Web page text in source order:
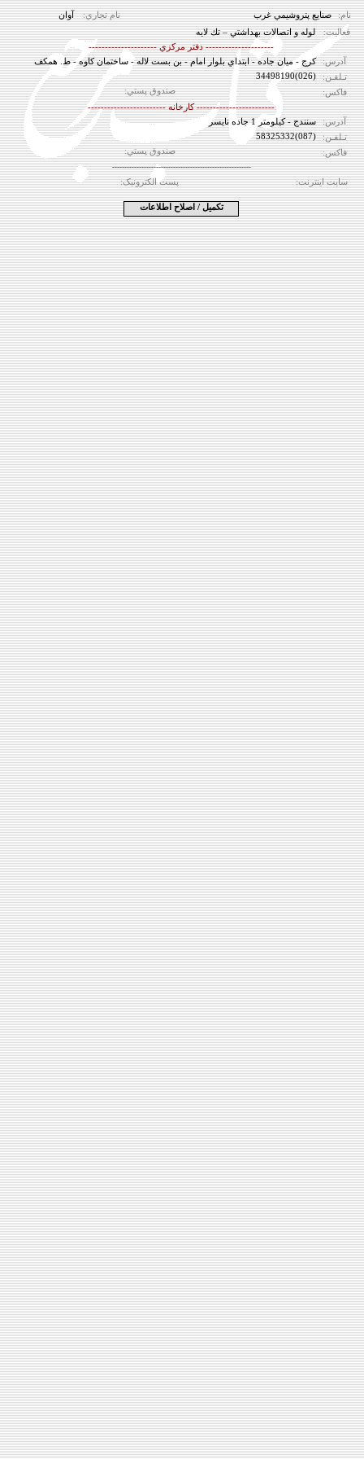
آوان :نام تجاري صنايع پتروشيمي غرب
:نام
لوله و اتصالات بهداشتي – تك لايه
:فعالیت
--------------------- دفتر مرکزي ---------------------
كرج - ميان جاده - ابتداي بلوار امام - بن بست لاله - ساختمان كاوه - ط. همكف
(026)34498190
:صندوق پستي
:آدرس
:تـلفـن
:فاکس
------------------------ کارخانه ------------------------
سنندج - كيلومتر 1 جاده نايسر
(087)58325332
:صندوق پستي
:آدرس
:تـلفـن
:فاکس
---------------------------------------------------------
:پست الکترونيک :سايت اينترنت
تکمیل / اصلاح اطلاعات